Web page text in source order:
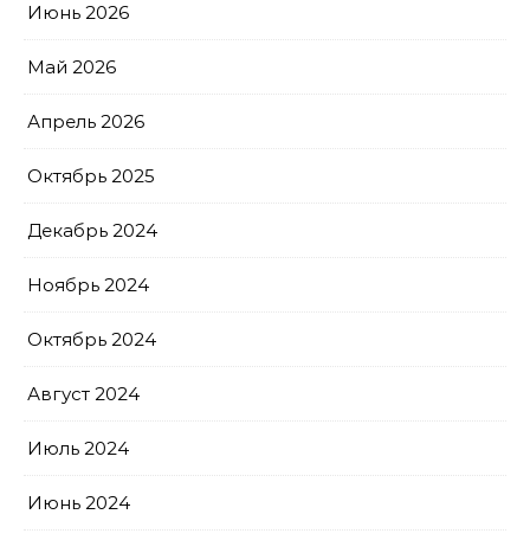
Июнь 2026
Май 2026
Апрель 2026
Октябрь 2025
Декабрь 2024
Ноябрь 2024
Октябрь 2024
Август 2024
Июль 2024
Июнь 2024